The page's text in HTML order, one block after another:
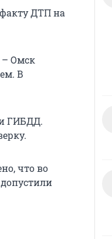
ДТП на
– Омск
В
ГИБДД.
что во